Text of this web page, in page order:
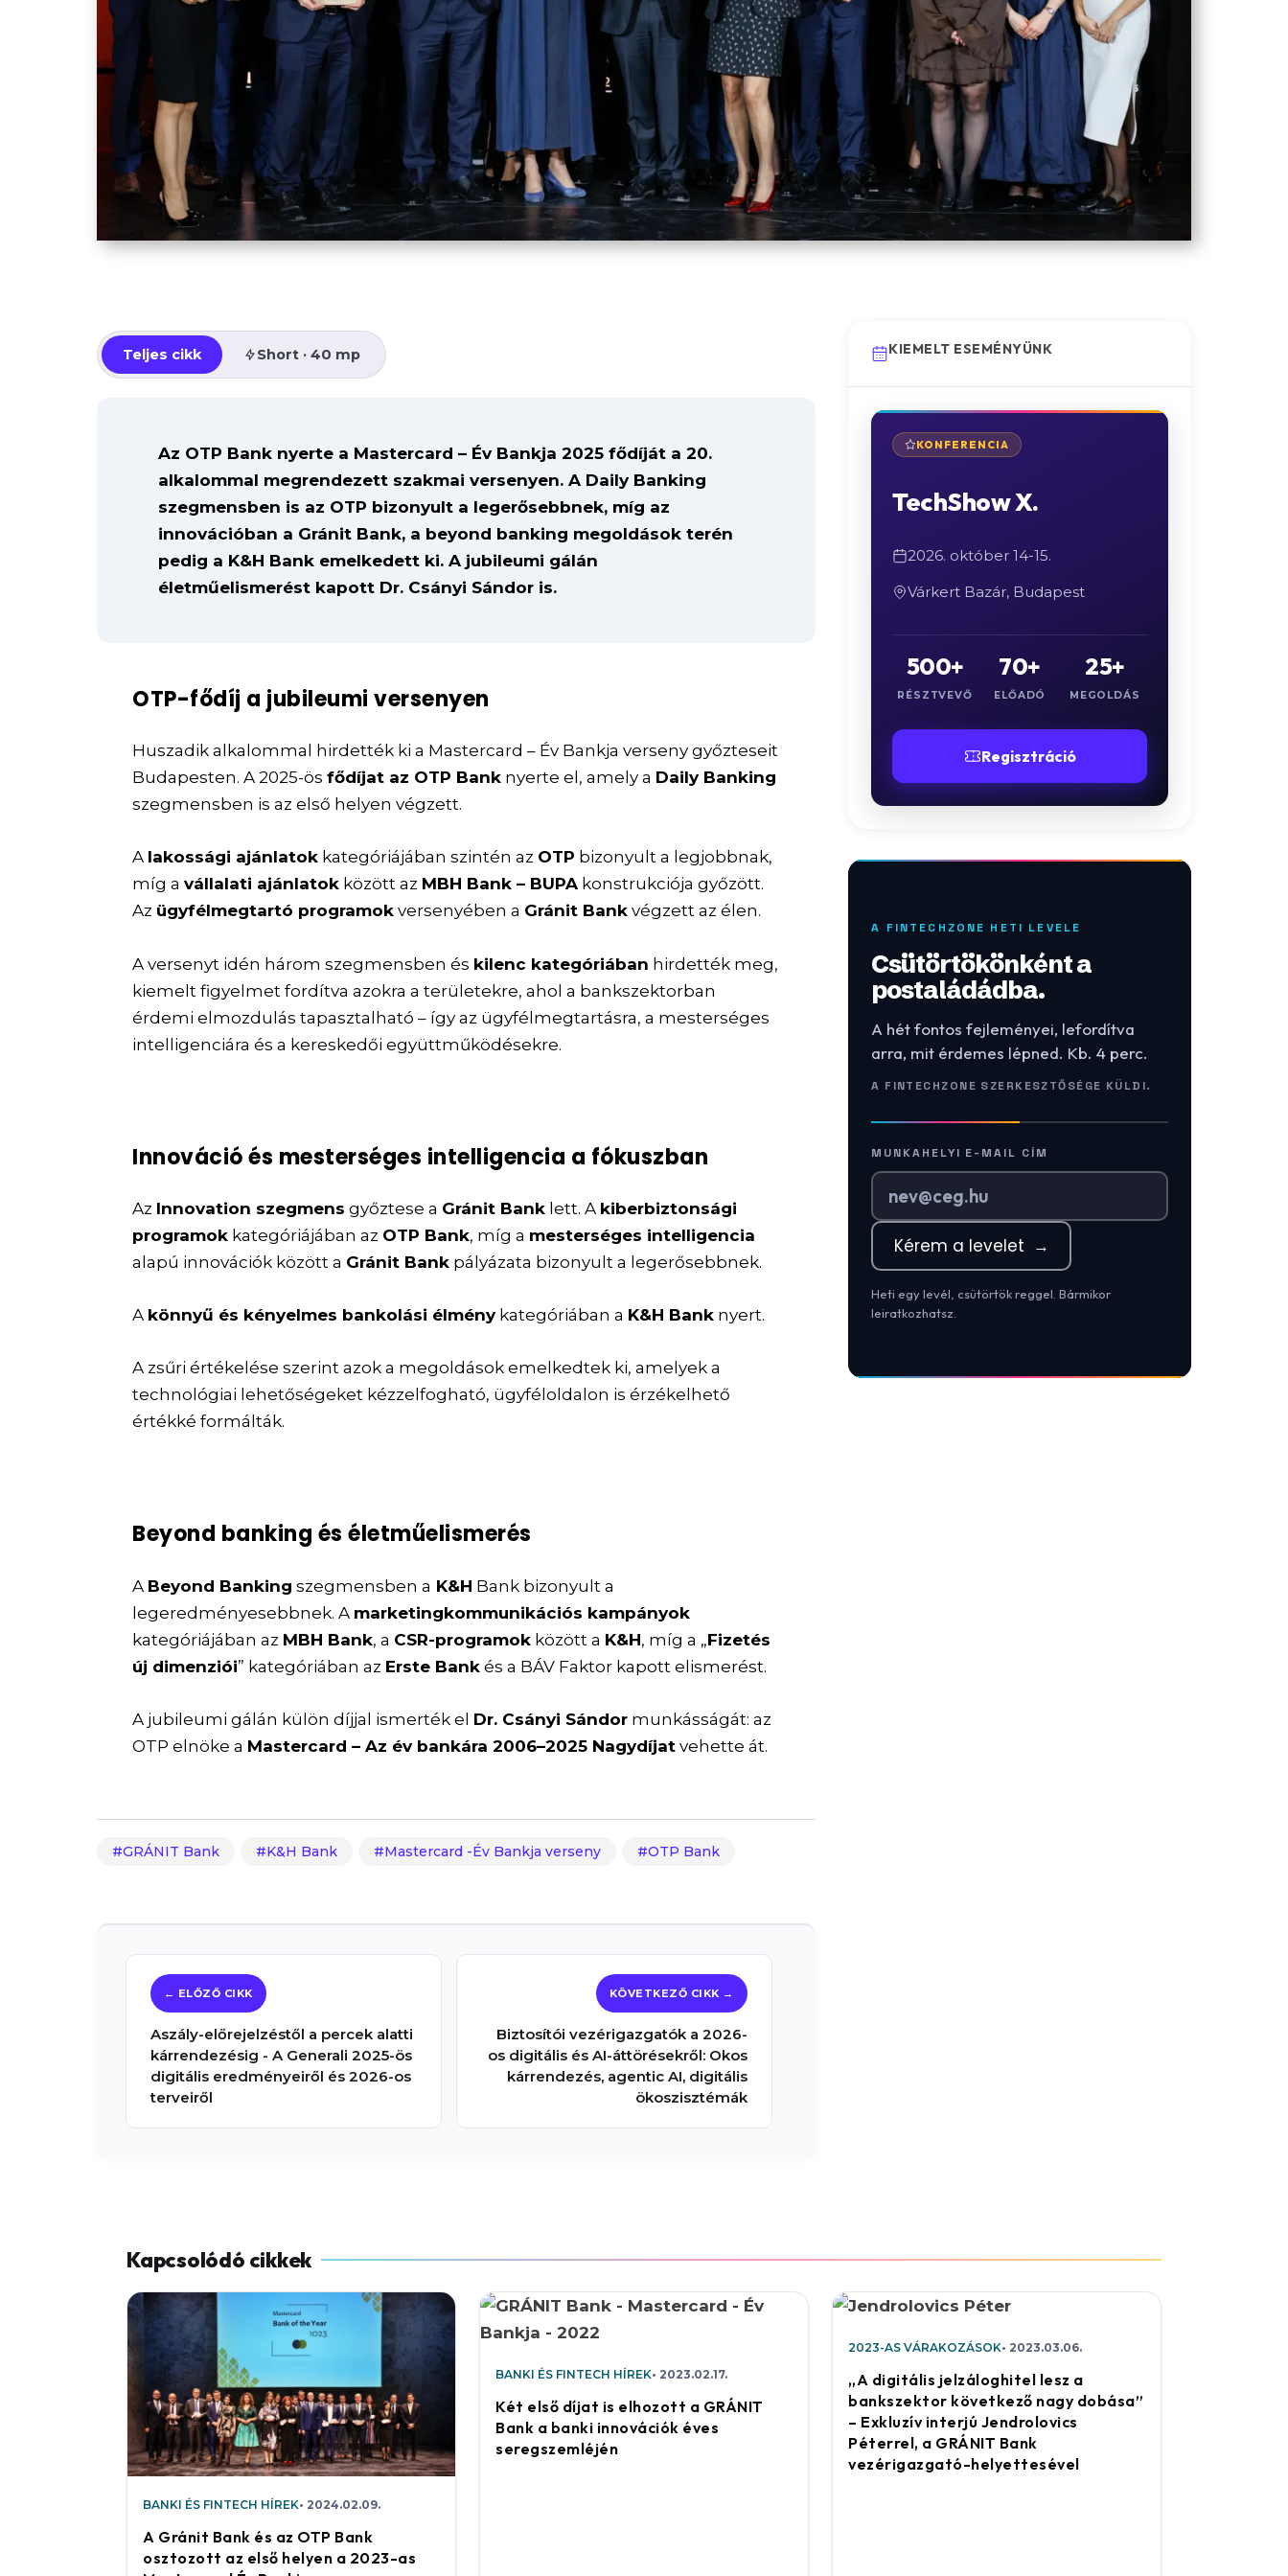
Teljes cikk Short · 40 mp
Az OTP Bank nyerte a Mastercard – Év Bankja 2025 fődíját a 20.
alkalommal megrendezett szakmai versenyen. A Daily Banking
szegmensben is az OTP bizonyult a legerősebbnek, míg az
innovációban a Gránit Bank, a beyond banking megoldások terén
pedig a K&H Bank emelkedett ki. A jubileumi gálán
életműelismerést kapott Dr. Csányi Sándor is.
OTP-fődíj a jubileumi versenyen
Huszadik alkalommal hirdették ki a Mastercard – Év Bankja verseny győzteseit
Budapesten. A 2025-ösfődíjat az OTP Bank nyerte el, amely a Daily Banking
szegmensben is az első helyen végzett.
A lakossági ajánlatok kategóriájában szintén az OTP bizonyult a legjobbnak,
míg avállalati ajánlatok között az MBH Bank – BUPA konstrukciója győzött.
Az ügyfélmegtartó programok versenyében a Gránit Bank végzett az élen.
A versenyt idén három szegmensben és kilenc kategóriában hirdették meg,
kiemelt figyelmet fordítva azokra a területekre, ahol a bankszektorban
érdemi elmozdulás tapasztalható – így az ügyfélmegtartásra, a mesterséges
intelligenciára és a kereskedői együttműködésekre.
Innováció és mesterséges intelligencia a fókuszban
Az Innovation szegmens győztese a Gránit Bank lett. A kiberbiztonsági
programok kategóriájában az OTP Bank, míg a mesterséges intelligencia
alapú innovációk között a Gránit Bank pályázata bizonyult a legerősebbnek.
A könnyű és kényelmes bankolási élménykategóriában a K&H Bank nyert.
A zsűri értékelése szerint azok a megoldások emelkedtek ki, amelyek a
technológiai lehetőségeket kézzelfogható, ügyféloldalon is érzékelhető
értékké formálták.
Beyond banking és életműelismerés
A Beyond Banking szegmensben a K&H Bank bizonyult a
legeredményesebbnek. A marketingkommunikációs kampányok
kategóriájában az MBH Bank, a CSR-programok között a K&H, míg a „Fizetés
új dimenziói” kategóriában az Erste Bank és a BÁV Faktor kapott elismerést.
A jubileumi gálán külön díjjal ismerték el Dr. Csányi Sándor munkásságát: az
OTP elnöke a Mastercard – Az év bankára 2006–2025 Nagydíjat vehette át.
GRÁNIT Bank K&H Bank Mastercard -Év Bankja verseny OTP Bank
Aszály-előrejelzéstől a percek alatti
kárrendezésig - A Generali 2025-ös
digitális eredményeiről és 2026-os
terveiről
Biztosítói vezérigazgatók a 2026-
os digitális és AI-áttörésekről: Okos
kárrendezés, agentic AI, digitális
ökoszisztémák
KIEMELT ESEMÉNYÜNK
KONFERENCIA
TechShow X.
2026. október 14-15.
Várkert Bazár, Budapest
500+
RÉSZTVEVŐ
70+
ELŐADÓ
25+
MEGOLDÁS
Regisztráció
A FINTECHZONE HETI LEVELE
Csütörtökönként a
postaládádba.
A hét fontos fejleményei, lefordítva
arra, mit érdemes lépned. Kb. 4 perc.
A FINTECHZONE SZERKESZTŐSÉGE KÜLDI.
MUNKAHELYI E-MAIL CÍM
Kérem a levelet →
Heti egy levél, csütörtök reggel. Bármikor
leiratkozhatsz.
BANKI ÉS FINTECH HÍREK 2024.02.09.
A Gránit Bank és az OTP Bank
osztozott az első helyen a 2023-as
BANKI ÉS FINTECH HÍREK 2023.02.17.
Két első díjat is elhozott a GRÁNIT
Bank a banki innovációk éves
seregszemléjén
2023-AS VÁRAKOZÁSOK 2023.03.06.
„A digitális jelzáloghitel lesz a
bankszektor következő nagy dobása”
– Exkluzív interjú Jendrolovics
Péterrel, a GRÁNIT Bank
vezérigazgató-helyettesével